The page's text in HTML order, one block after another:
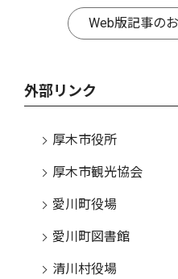
Web版記事の
外部リンク
厚木市役所
厚木市観光協会
愛川町役場
愛川町図書館
清川村役場